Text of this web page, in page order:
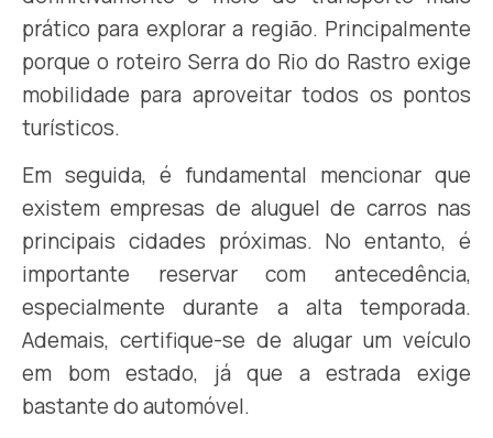
prático para explorar a região. Principalmente
porque o roteiro Serra do Rio do Rastro exige
mobilidade para aproveitar todos os pontos
turísticos.
Em seguida, é fundamental mencionar que
existem empresas de aluguel de carros nas
principais cidades próximas. No entanto, é
importante reservar com antecedência,
especialmente durante a alta temporada.
Ademais, certifique-se de alugar um veículo
em bom estado, já que a estrada exige
bastante do automóvel.